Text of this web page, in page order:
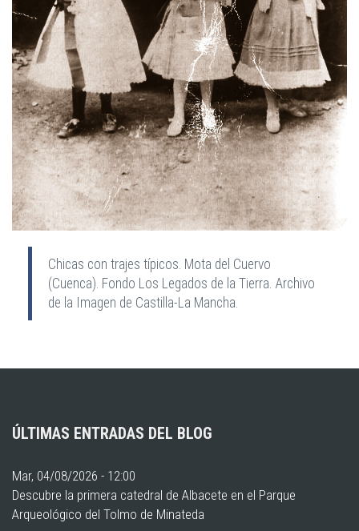
Chicas con trajes típicos. Mota del Cuervo
(Cuenca). Fondo Los Legados de la Tierra. Archivo
de la Imagen de Castilla-La Mancha.
ÚLTIMAS ENTRADAS DEL BLOG
Mar, 04/08/2026 - 12:00
Descubre la primera catedral de Albacete en el Parque
Arqueológico del Tolmo de Minateda